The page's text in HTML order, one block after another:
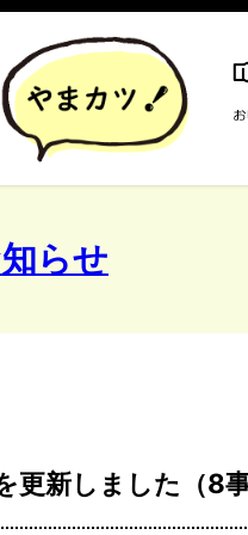
らせ
更新しました（8